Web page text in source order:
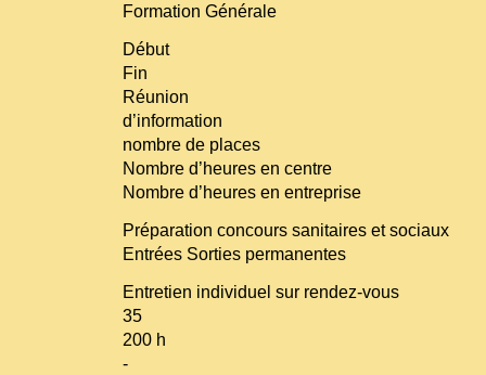
Formation Générale
Début
Fin
Réunion
d’information
nombre de places
Nombre d’heures en centre
Nombre d’heures en entreprise
Préparation concours sanitaires et sociaux
Entrées Sorties permanentes
Entretien individuel sur rendez-vous
35
200 h
-